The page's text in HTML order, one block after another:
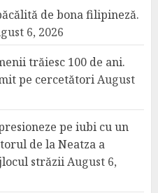
de bona filipineză.
6, 2026
trăiesc 100 de ani.
pe cercetătoriAugust
pe iubi cu un
de la Neatza a
străziiAugust 6,